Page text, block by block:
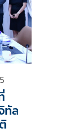
ทัล